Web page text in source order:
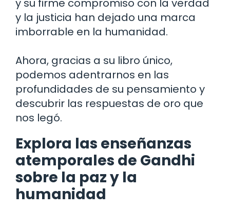
y su firme compromiso con la verdad
y la justicia han dejado una marca
imborrable en la humanidad.
Ahora, gracias a su libro único,
podemos adentrarnos en las
profundidades de su pensamiento y
descubrir las respuestas de oro que
nos legó.
Explora las enseñanzas
atemporales de Gandhi
sobre la paz y la
humanidad